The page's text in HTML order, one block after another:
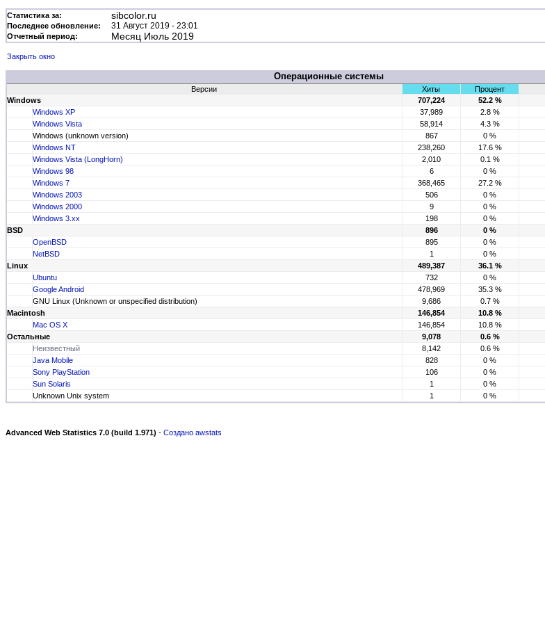
Статистика за: sibcolor.ru
Последнее обновление: 31 Август 2019 - 23:01
Отчетный период: Месяц Июль 2019
Закрыть окно
Операционные системы
Версии Хиты
Процент
Windows
707,224
52.2 %
Windows XP
37,989
2.8 %
Windows Vista
58,914
4.3 %
Windows (unknown version)
867
0 %
Windows NT
238,260
17.6 %
Windows Vista (LongHorn)
2,010
0.1 %
Windows 98
6
0 %
Windows 7
368,465
27.2 %
Windows 2003
506
0 %
Windows 2000
9
0 %
Windows 3.xx
198
0 %
BSD
896
0 %
OpenBSD
895
0 %
NetBSD
1
0 %
Linux
489,387
36.1 %
Ubuntu
732
0 %
Google Android
478,969
35.3 %
GNU Linux (Unknown or unspecified distribution)
9,686
0.7 %
Macintosh
146,854
10.8 %
Mac OS X
146,854
10.8 %
Остальные
9,078
0.6 %
Неизвестный
8,142
0.6 %
Java Mobile
828
0 %
Sony PlayStation
106
0 %
Sun Solaris
1
0 %
Unknown Unix system
1 0 %
Advanced Web Statistics 7.0 (build 1.971) - Создано awstats